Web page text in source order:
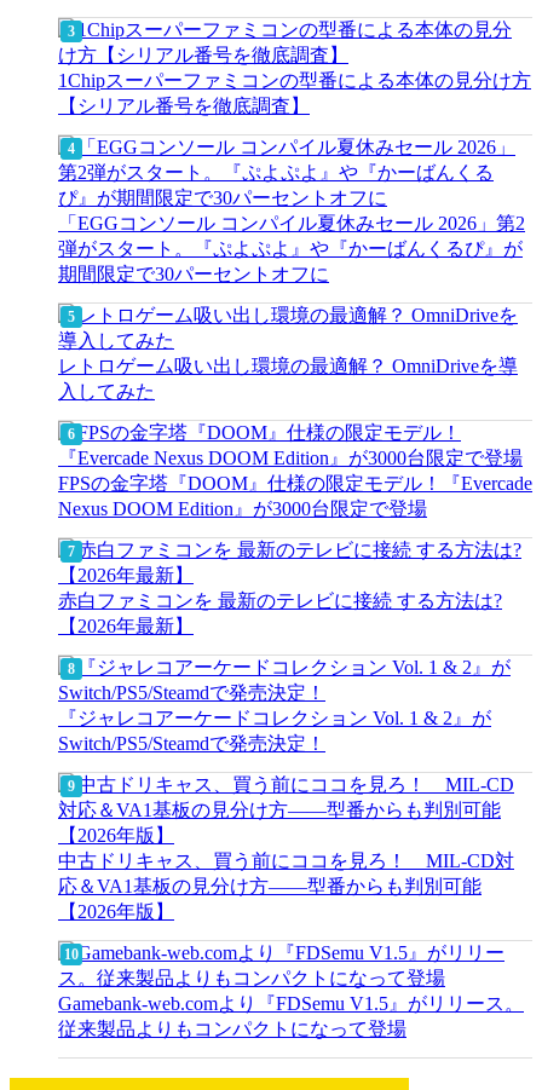
1Chipスーパーファミコンの型番による本体の見分け方
【シリアル番号を徹底調査】
「EGGコンソール コンパイル夏休みセール 2026」第2
弾がスタート。『ぷよぷよ』や『かーばんくるぴ』が
期間限定で30パーセントオフに
レトロゲーム吸い出し環境の最適解？ OmniDriveを導
入してみた
FPSの金字塔『DOOM』仕様の限定モデル！『Evercade
Nexus DOOM Edition』が3000台限定で登場
赤白ファミコンを 最新のテレビに接続 する方法は?
【2026年最新】
『ジャレコアーケードコレクション Vol. 1 & 2』が
Switch/PS5/Steamdで発売決定！
中古ドリキャス、買う前にココを見ろ！ MIL-CD対
応＆VA1基板の見分け方——型番からも判別可能
【2026年版】
Gamebank-web.comより『FDSemu V1.5』がリリース。
従来製品よりもコンパクトになって登場